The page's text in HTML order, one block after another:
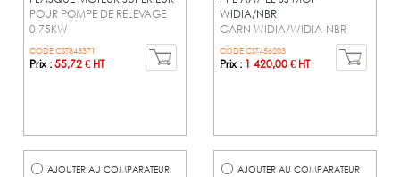
POUR POMPE DE RELEVAGE
0,75KW
CODE CST843371
Prix :55,72 € HT
WIDIA/NBR
GARN WIDIA/WIDIA-NBR
CODE CST456203
Prix : 1 420,00 € HT
AJOUTER AU COMPARATEUR AJOUTER AU COMPARATEUR